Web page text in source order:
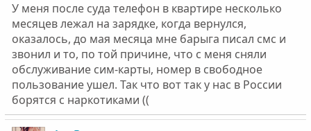
вслед за чем примерно в 23 часа 45 минут ДД.ММ.ГГГГ
в помещении <...> отдела полиции МВД России,
расположенного по адресу: <адрес>, <адрес>, в ходе
личного досмотра у него, А.А.А., было обнаружено и
изъято из правого бокового наружного кармана,
одетой на нем, А.А.А., куртки, сверток из глянцевой
бумаги, содержащий порошкообразное вещество
светлого цвета, являющееся, согласно заключению
физико-химической экспертизы, наркотическим
средством, смесью, в состав которой входит героин
У меня после суда телефон в квартире несколько
месяцев лежал на зарядке, когда вернулся,
оказалось, до мая месяца мне барыга писал смс и
звонил и то, по той причине, что с меня сняли
обслуживание сим-карты, номер в свободное
пользование ушел. Так что вот так у нас в России
борятся с наркотиками ((